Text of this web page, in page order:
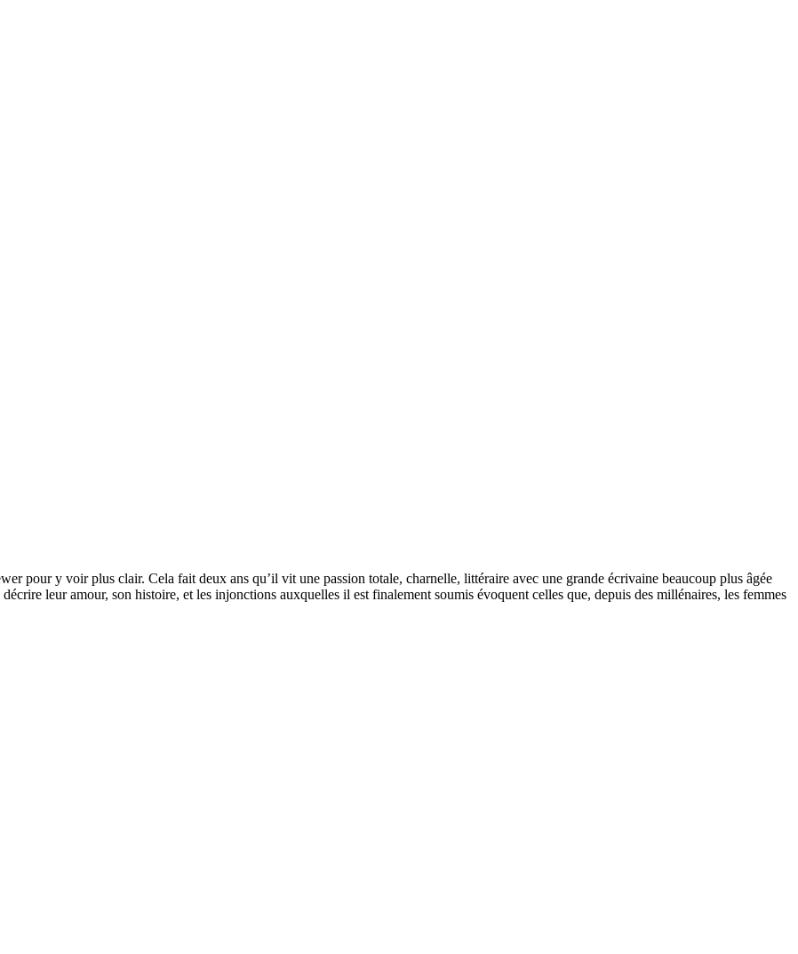
pour y voir plus clair. Cela fait deux ans qu’il vit une passion totale, charnelle, littéraire avec une grande écrivaine beaucoup plus âgée
leur amour, son histoire, et les injonctions auxquelles il est finalement soumis évoquent celles que, depuis des millénaires, les femmes